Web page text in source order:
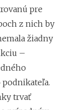
pre
z nich by
žiadny
–
trvať